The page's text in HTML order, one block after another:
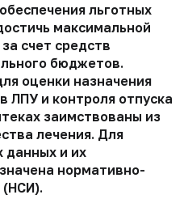
льготных
максимальной
счет средств
бюджетов.
оценки назначения
ЛПУ и контроля отпуска
заимствованы из
лечения. Для
данных и их
нормативно-
(НСИ).